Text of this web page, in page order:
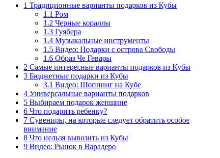
1 Традиционные варианты подарков из Кубы
1.1 Ром
1.2 Черные кораллы
1.3 Гуябера
1.4 Музыкальные инструменты
1.5 Видео: Подарки с острова Свободы
1.6 Образ Че Гевары
2 Самые интересные варианты подарков из Кубы
3 Бюджетные подарки из Кубы
3.1 Видео: Шоппинг на Кубе
4 Универсальные варианты подарков
5 Выбираем подарок женщине
6 Что подарить ребенку?
7 Сувениры, на которые следует обратить особое
внимание
8 Что нельзя вывозить из Кубы
9 Видео: Рынок в Варадеро